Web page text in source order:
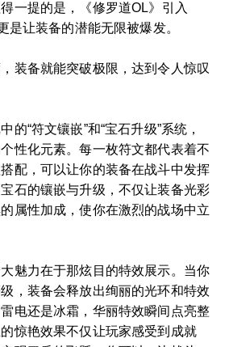
一提的是，《修罗道OL》引入
是让装备的潜能无限被爆发。
装备就能突破极限，达到令人惊叹
的“符文镶嵌”和“宝石升级”系统，
性化元素。每一枚符文都代表着不
配，可以让你的装备在战斗中发挥
石的镶嵌与升级，不仅让装备光彩
属性加成，使你在激烈的战场中立
魅力在于那炫目的特效展示。当你
，装备会释放出绚丽的光环和特效
电还是冰霜，华丽特效瞬间点亮整
惊艳效果不仅让玩家感受到成就